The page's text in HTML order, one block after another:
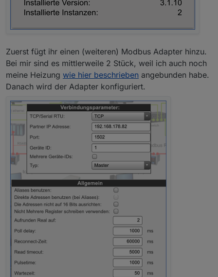
Zuerst fügt ihr einen (weiteren) Modbus Adapter hinzu.
Bei mir sind es mittlerweile 2 Stück, weil ich auch noch
meine Heizung wie hier beschrieben angebunden habe.
Danach wird der Adapter konfiguriert.